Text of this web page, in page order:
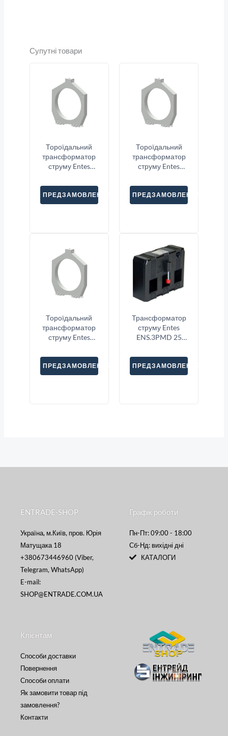
Супутні товари
Тороїдальний
трансформатор
струму Entes
ПРЕДЗАМОВЛЕННЯ
Тороїдальний
трансформатор
струму Entes
ПРЕДЗАМОВЛЕННЯ
Тороїдальний
трансформатор
струму Entes
ПРЕДЗАМОВЛЕННЯ
Трансформатор
струму Entes
ENS.3PMD 25
ПРЕДЗАМОВЛЕННЯ
ENTRADE-SHOP
Україна, м.Київ, пров. Юрія
Матущака 18
+380673446960 (Viber,
Telegram, WhatsApp)
E-mail:
SHOP@ENTRADE.COM.UA
Графік роботи
Пн-Пт: 09:00 - 18:00
Сб-Нд: вихідні дні
КАТАЛОГИ
Клієнтам
Способи доставки
Повернення
Способи оплати
Як замовити товар під
замовлення?
Контакти